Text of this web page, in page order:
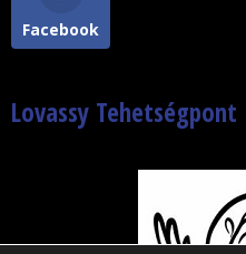
Facebook
Lovassy Tehetségpont